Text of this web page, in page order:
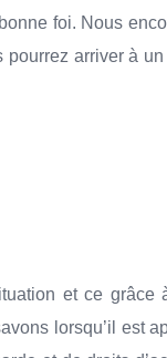
foi. Nous
arriver à
et ce grâce
lorsqu’il est